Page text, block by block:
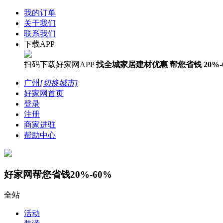
我的订单
关于我们
联系我们
下载APP
扫码下载好家网APP 找全城家居建材优惠 帮您省钱
广州 [切换城市]
好家网首页
登录
注册
商家进驻
帮助中心
好家网帮您省钱20%-60%
全站
活动